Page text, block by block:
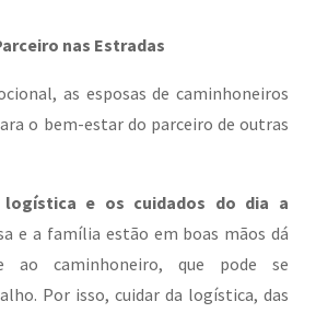
nas Estradas
as esposas de caminhoneiros
o bem-estar do parceiro de outras
e os cuidados do dia a
e a família estão em boas mãos dá
ao caminhoneiro, que pode se
Por isso, cuidar da logística, das